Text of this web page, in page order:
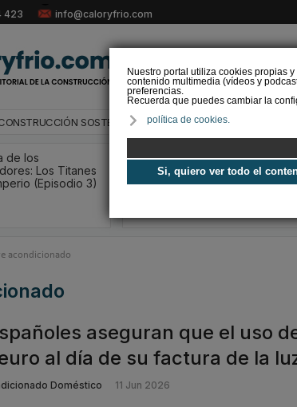
Nuestro portal utiliza cookies propias
contenido multimedia (vídeos y
preferencias.
Recuerda que puedes cambiar la
política de cookies.
Si, quiero ver todo el
423 info@caloryfrio.com
SOSTENIBLE ENERGÍAS RENOVABLES
de los
Los Titanes
(Episodio 3)
Universo
año, muchos
acondicionado
aseguran que el uso
al día de su factura de la
Doméstico 11 Jun 2026